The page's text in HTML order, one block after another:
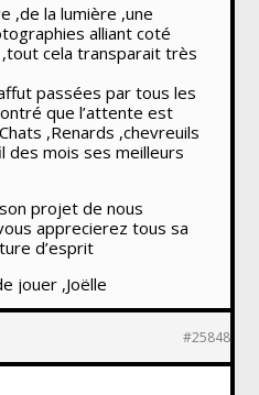
,de la lumière ,une
alliant coté
cela transparait très
passées par tous les
que l’attente est
,Renards ,chevreuils
des mois ses meilleurs
projet de nous
apprecierez tous sa
d’esprit
jouer ,Joëlle
#25848